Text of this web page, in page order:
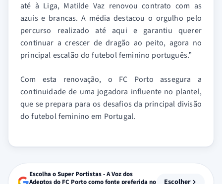
até à Liga, Matilde Vaz renovou contrato com as
azuis e brancas. A média destacou o orgulho pelo
percurso realizado até aqui e garantiu querer
continuar a crescer de dragão ao peito, agora no
principal escalão do futebol feminino português.”
Com esta renovação, o FC Porto assegura a
continuidade de uma jogadora influente no plantel,
que se prepara para os desafios da principal divisão
do futebol feminino em Portugal.
Escolha o Super Portistas - A Voz dos
Adeptos do FC Porto como fonte preferida no
Escolher